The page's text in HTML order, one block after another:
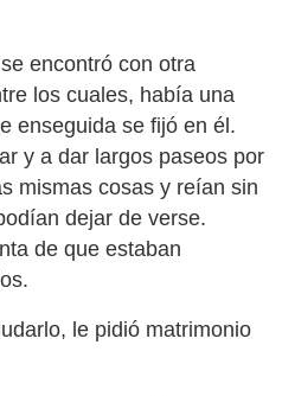
encontró con otra
los cuales, había una
enseguida se fijó en él.
y a dar largos paseos por
mismas cosas y reían sin
dejar de verse.
de que estaban
le pidió matrimonio